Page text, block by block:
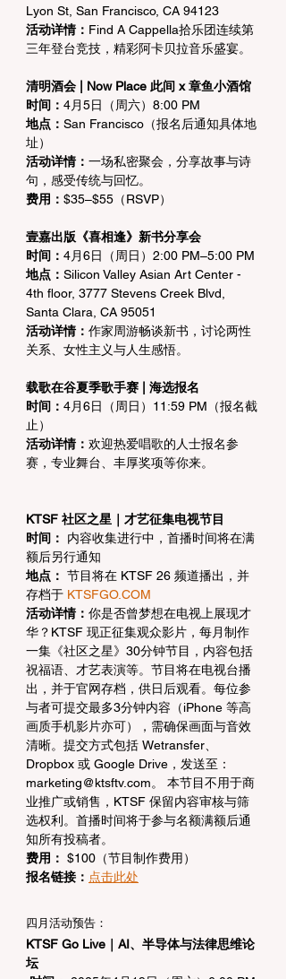
Lyon St, San Francisco, CA 94123
活动详情： Find A Cappella拾乐团连续第
三年登台竞技，精彩阿卡贝拉音乐盛宴。
清明酒会 | Now Place 此间 x 章鱼小酒馆
时间： 4月5日（周六）8:00 PM
地点： San Francisco（报名后通知具体地
址）
活动详情： 一场私密聚会，分享故事与诗
句，感受传统与回忆。
费用： $35–$55（RSVP）
壹嘉出版《喜相逢》新书分享会
时间： 4月6日（周日）2:00 PM–5:00 PM
地点： Silicon Valley Asian Art Center -
4th floor, 3777 Stevens Creek Blvd,
Santa Clara, CA 95051
活动详情： 作家周游畅谈新书，讨论两性
关系、女性主义与人生感悟。
载歌在谷夏季歌手赛 | 海选报名
时间： 4月6日（周日）11:59 PM（报名截
止）
活动详情： 欢迎热爱唱歌的人士报名参
赛，专业舞台、丰厚奖项等你来。
KTSF 社区之星｜才艺征集电视节目
时间：
内容收集进行中，首播时间将在满
额后另行通知
地点： 节目将在 KTSF 26 频道播出，并
存档于 KTSFGO.COM
活动详情： 你是否曾梦想在电视上展现才
华？KTSF 现正征集观众影片，每月制作
一集《社区之星》30分钟节目，内容包括
祝福语、才艺表演等。节目将在电视台播
出，并于官网存档，供日后观看。每位参
与者可提交最多3分钟内容（iPhone 等高
画质手机影片亦可），需确保画面与音效
清晰。提交方式包括 Wetransfer、
Dropbox 或 Google Drive，发送至：
marketing@ktsftv.com。 本节目不用于商
业推广或销售，KTSF 保留内容审核与筛
选权利。首播时间将于参与名额满额后通
知所有投稿者。
费用： $100（节目制作费用）
报名链接： 点击此处
四月活动预告：
KTSF Go Live｜AI、半导体与法律思维论
坛